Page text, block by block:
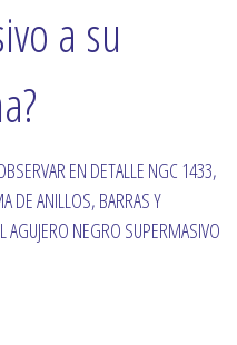
a su
EN DETALLE NGC 1433,
DE ANILLOS, BARRAS Y
AGUJERO NEGRO SUPERMASIVO